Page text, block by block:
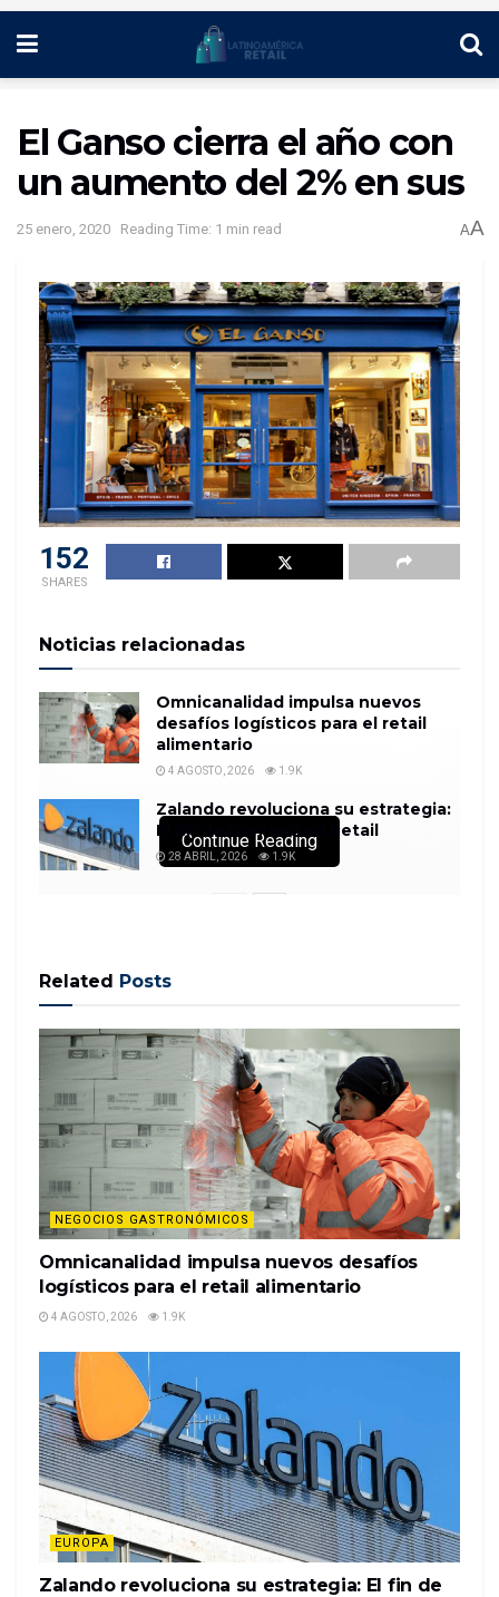
El Ganso cierra el año con
un aumento del 2% en sus
25 enero, 2020 Reading Time: 1 min read AA
152
SHARES
Noticias relacionadas
Omnicanalidad impulsa nuevos
desafíos logísticos para el retail
alimentario
4 AGOSTO, 2026 1.9K
Zalando revoluciona su estrategia:
El fin de Connected Retail
28 ABRIL, 2026 1.9K
La firma, que espera alcanzar en este año un ebitda
positivo, ha puesto en marcha un plan de control de
costes con el asesoramiento y ayuda de EY
Parece que la firma textil El Ganso está saliendo de
la espiral de pérdidas en la que se ha visto inmerso
durant…
%%item_leer_más_button%%
Continue Reading
Related Posts
NEGOCIOS GASTRONÓMICOS
Omnicanalidad impulsa nuevos desafíos
logísticos para el retail alimentario
4 AGOSTO, 2026 1.9K
EUROPA
Zalando revoluciona su estrategia: El fin de